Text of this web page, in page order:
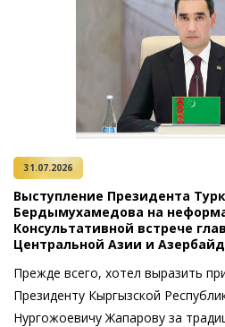
31.07.2026
Выступление Президента
Бердымухамедова на
Консультативной встрече
Центральной Азии и
Прежде всего, хотел выразить
Президенту Кыргызской
Нургожоевичу Жапарову за